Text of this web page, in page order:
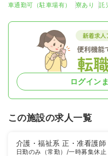
車通勤可（駐車場有） 寮あり 託
ログイン
この施設の求人一覧
介護・福祉系正・准看護師
日勤のみ（常勤） /一時募集休止